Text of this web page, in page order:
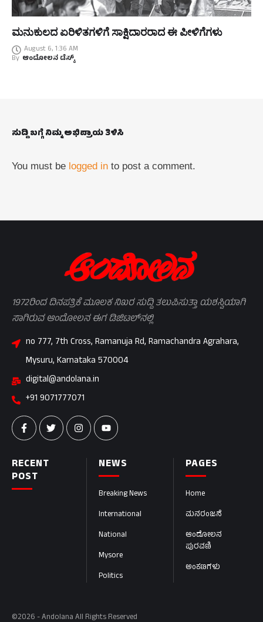
ಮನುಕುಲದ ಏರಿಳಿತಗಳಿಗೆ ಸಾಕ್ಷಿದಾರರಾದ ಈ ಪೀಳಿಗೆಗಳು
August 6, 1:36 AM
By ಆಂದೋಲನ ಡೆಸ್ಕ್
ಸುದ್ದಿ ಬಗ್ಗೆ ನಿಮ್ಮ ಅಭಿಪ್ರಾಯ ತಿಳಿಸಿ
You must be logged in to post a comment.
PAGES
Home
ಮನರಂಜನೆ
ಆಂದೋಲನ
ಪುರವಣಿ
ಅಂಕಣಗಳು
NEWS
Breaking News
International
National
Mysore
Politics
RECENT
POST
1972ರಿಂದ ದಿನಪತ್ರಿಕೆ ಮೂಲಕ ನಿಖರ ಸುದ್ದಿ ತಲುಪಿಸುತ್ತಾ ಯಶಸ್ವಿಯಾಗಿ
ಸಾಗಿರುವ ಆಂದೋಲನ ಈಗ ಡಿಜಿಟಲ್‌ನಲ್ಲಿ
no 777, 7th Cross, Ramanuja Rd, Ramachandra Agrahara,
Mysuru, Karnataka 570004
digital@andolana.in
+91 9071777071
©2026 - Andolana All Rights Reserved